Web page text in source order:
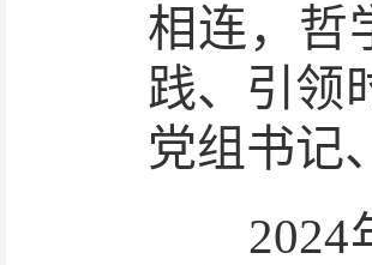
相连，哲
践、引领
党组书记
2024年